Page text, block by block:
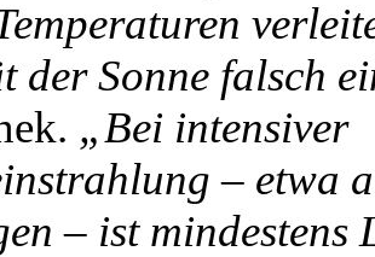
der Sonne falsch
„Bei intensiver
– etwa
– ist mindestens